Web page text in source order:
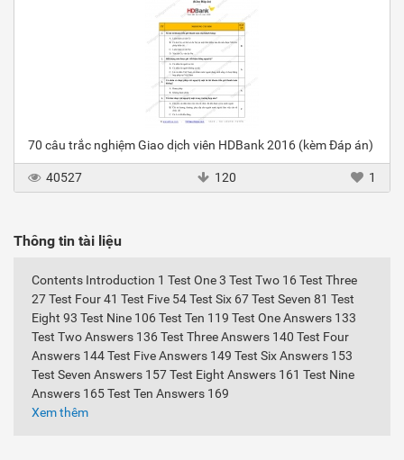
70 câu trắc nghiệm Giao dịch viên HDBank 2016 (kèm Đáp án)
40527 120 1
Thông tin tài liệu
Contents Introduction 1 Test One 3 Test Two 16 Test Three
27 Test Four 41 Test Five 54 Test Six 67 Test Seven 81 Test
Eight 93 Test Nine 106 Test Ten 119 Test One Answers 133
Test Two Answers 136 Test Three Answers 140 Test Four
Answers 144 Test Five Answers 149 Test Six Answers 153
Test Seven Answers 157 Test Eight Answers 161 Test Nine
Answers 165 Test Ten Answers 169
Xem thêm